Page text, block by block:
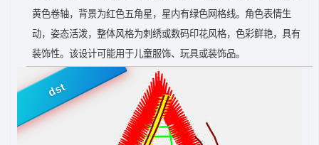
黄色卷轴，背景为红色五角星，星内有绿色网格线。角色表情生
动，姿态活泼，整体风格为刺绣或数码印花风格，色彩鲜艳，具有
装饰性。该设计可能用于儿童服饰、玩具或装饰品。
dst